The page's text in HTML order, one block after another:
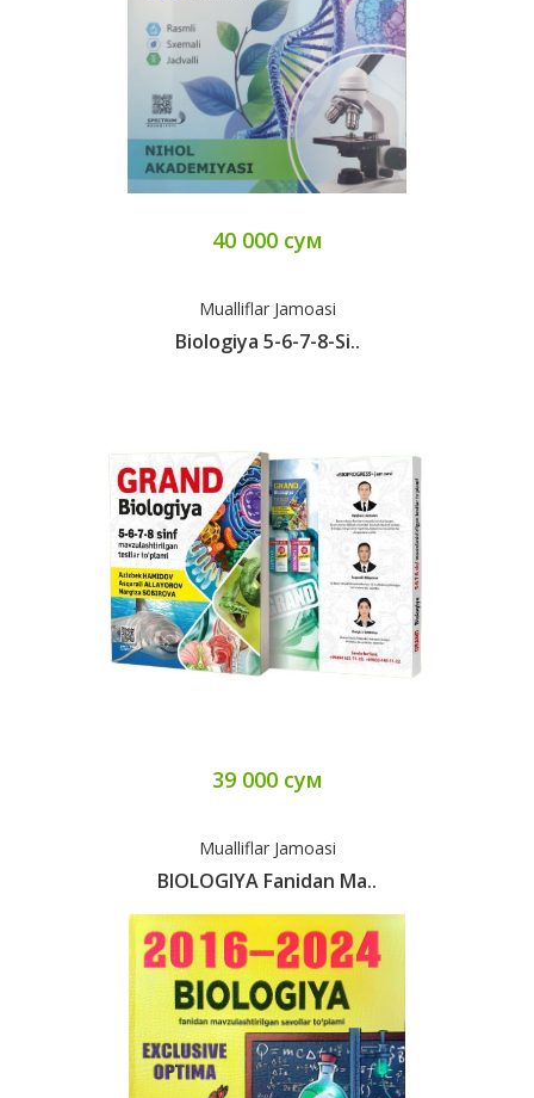
40 000 сум
Mualliflar Jamoasi
Biologiya 5-6-7-8-Si..
39 000 сум
Mualliflar Jamoasi
BIOLOGIYA Fanidan Ma..